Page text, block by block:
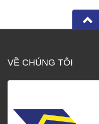
VỀ CHÚNG TÔI